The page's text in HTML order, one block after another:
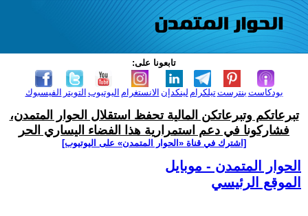
تابعونا على:
الفيسبوك التويتر اليوتيوب الانستغرام لينكدإن تيلكرامبنترست بودكاست
تبرعاتكم وتبرعاتكن المالية تحفظ استقلال الحوار المتمدن،
فشاركونا في دعم استمرارية هذا الفضاء اليساري الحر
[اشترك في قناة ‫«الحوار المتمدن» على اليوتيوب]
الحوار المتمدن - موبايل
الموقع الرئيسي